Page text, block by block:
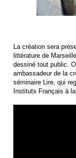
La création sera
littérature de Marseille
dessiné tout public.
ambassadeur de la
séminaire
Lire, qui
Instituts Français à